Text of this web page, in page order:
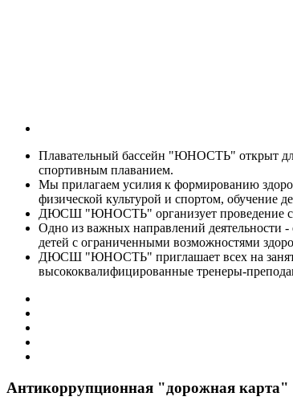
Плавательный бассейн "ЮНОСТЬ" открыт
спортивным плаванием.
Мы прилагаем усилия к формированию
физической культурой и спортом, обучение
ДЮСШ "ЮНОСТЬ" организует проведение
Одно из важных направлений деятельности -
детей с ограниченными возможностями
ДЮСШ "ЮНОСТЬ" приглашает всех на
высококвалифицированные тренеры-
Антикоррупционная "дорожная карта"